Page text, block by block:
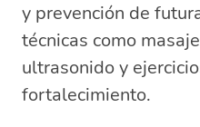
y prevención de
técnicas como
ultrasonido y
fortalecimiento.